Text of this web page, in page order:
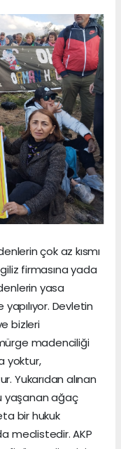
çok az kısmı
firmasına yada
yasa
Devletin
bizleri
madenciliği
yoktur,
Yukarıdan alınan
yaşanan ağaç
bir hukuk
meclistedir. AKP